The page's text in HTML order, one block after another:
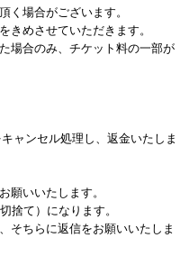
く場合がございます。
きめさせていただきます。
場合のみ、チケット料の一部が
ャンセル処理し、返金いたしま
願いいたします。
捨て）になります。
そちらに返信をお願いいたしま